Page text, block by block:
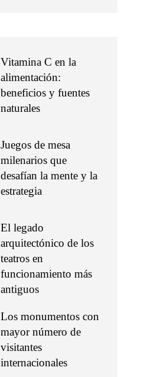
Vitamina C en la
alimentación:
beneficios y fuentes
naturales
Juegos de mesa
milenarios que
desafían la mente y la
estrategia
El legado
arquitectónico de los
teatros en
funcionamiento más
antiguos
Los monumentos con
mayor número de
visitantes
internacionales